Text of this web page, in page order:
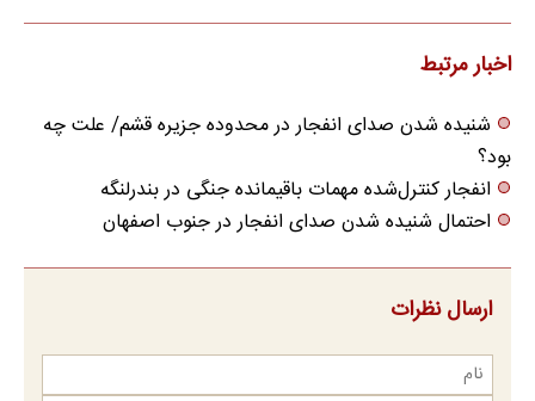
اخبار مرتبط
شنیده شدن صدای انفجار در محدوده جزیره قشم/ علت چه
بود؟
انفجار کنترل‌شده مهمات باقیمانده جنگی در بندرلنگه
احتمال شنیده شدن صدای انفجار در جنوب اصفهان
ارسال نظرات